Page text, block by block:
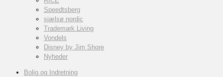
Speedtsberg
sjælsø nordic
Trademark Living
Vondels
Disney by Jim Shore
Nyheder
Bolig og Indretning